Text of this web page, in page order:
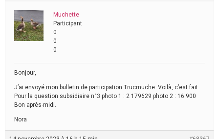
Muchette
Participant
0
0
0
Bonjour,
J’ai envoyé mon bulletin de participation Trucmuche. Voilà, c’est fait.
Pour la question subsidiaire n°3 photo 1 : 2 179629 photo 2 : 16 900
Bon après-midi.
Nora